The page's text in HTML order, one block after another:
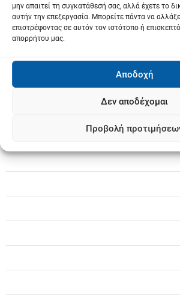
μην απαιτεί τη συγκατάθεσή σας, αλλά έχετε το
αυτήν την επεξεργασία. Μπορείτε πάντα να
επιστρέφοντας σε αυτόν τον ιστότοπο ή
απορρήτου μας.
Αποδοχή
Δεν αποδέχομαι
Προβολή
ρ
ω